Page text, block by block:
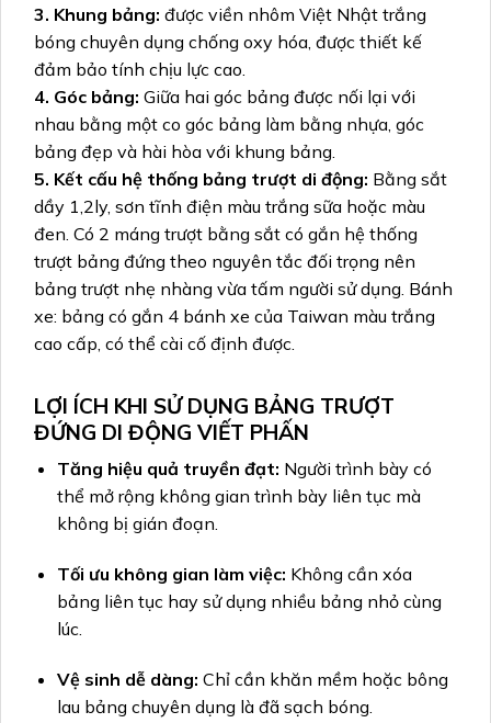
3. Khung bảng: được viền nhôm Việt Nhật trắng
bóng chuyên dụng chống oxy hóa, được thiết kế
đảm bảo tính chịu lực cao.
4. Góc bảng: Giữa hai góc bảng được nối lại với
nhau bằng một co góc bảng làm bằng nhựa, góc
bảng đẹp và hài hòa với khung bảng.
5. Kết cấu hệ thống bảng trượt di động: Bằng sắt
dầy 1,2ly, sơn tĩnh điện màu trắng sữa hoặc màu
đen. Có 2 máng trượt bằng sắt có gắn hệ thống
trượt bảng đứng theo nguyên tắc đối trọng nên
bảng trượt nhẹ nhàng vừa tấm người sử dụng. Bánh
xe: bảng có gắn 4 bánh xe của Taiwan màu trắng
cao cấp, có thể cài cố định được.
LỢI ÍCH KHI SỬ DỤNG BẢNG TRƯỢT
ĐỨNG DI ĐỘNG VIẾT PHẤN
Tăng hiệu quả truyền đạt: Người trình bày có
thể mở rộng không gian trình bày liên tục mà
không bị gián đoạn.
Tối ưu không gian làm việc: Không cần xóa
bảng liên tục hay sử dụng nhiều bảng nhỏ cùng
lúc.
Vệ sinh dễ dàng: Chỉ cần khăn mềm hoặc bông
lau bảng chuyên dụng là đã sạch bóng.